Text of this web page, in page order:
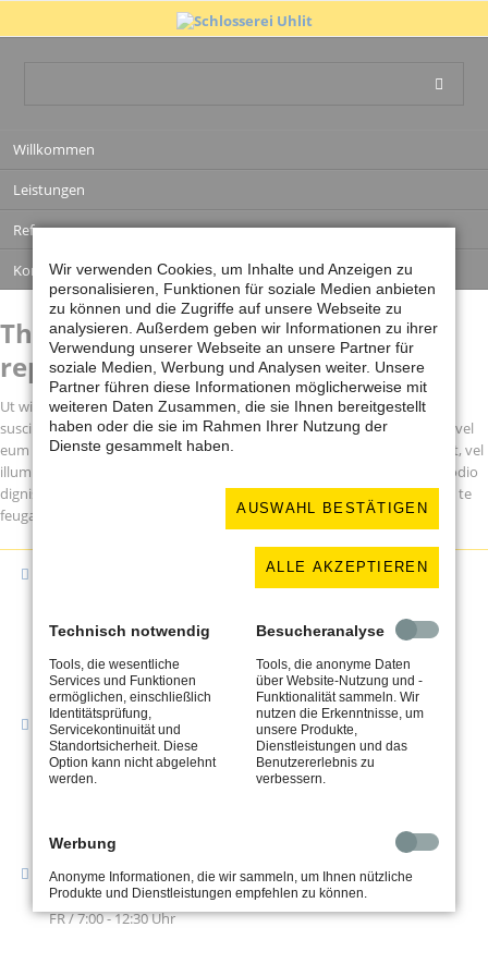
Navigation
überspringen
Willkommen
Leistungen
Referenzen
Kontakt
Thank you for your message. We'll
reply shortly!
Ut wisi enim ad minim veniam, quis nostrud exerci tation ullamcorper
suscipit lobortis nisl ut aliquip ex ea commodo consequat. Duis autem vel
eum iriure dolor in hendrerit in vulputate velit esse molestie consequat, vel
illum dolore eu feugiat nulla facilisis at vero eros et accumsan et iusto odio
dignissim qui blandit praesent luptatum zzril delenit augue duis dolore te
feugait nulla facilisi.
31785 Hameln
Kontakt
Tel. 05151 / 926640
Fax 05151 / 926641
Geschäftszeiten
MO - DO / 7:00 - 15:45 Uhr
FR / 7:00 - 12:30 Uhr
Wir verwenden Cookies, um Inhalte und Anzeigen zu
personalisieren, Funktionen für soziale Medien anbieten
zu können und die Zugriffe auf unsere Webseite zu
analysieren. Außerdem geben wir Informationen zu ihrer
Verwendung unserer Webseite an unsere Partner für
soziale Medien, Werbung und Analysen weiter. Unsere
Partner führen diese Informationen möglicherweise mit
weiteren Daten Zusammen, die sie Ihnen bereitgestellt
haben oder die sie im Rahmen Ihrer Nutzung der
Dienste gesammelt haben.
AUSWAHL BESTÄTIGEN
ALLE AKZEPTIEREN
Technisch notwendig
Tools, die wesentliche
Services und Funktionen
ermöglichen, einschließlich
Identitätsprüfung,
Servicekontinuität und
Standortsicherheit. Diese
Option kann nicht abgelehnt
werden.
Besucheranalyse
Tools, die anonyme Daten
über Website-Nutzung und -
Funktionalität sammeln. Wir
nutzen die Erkenntnisse, um
unsere Produkte,
Dienstleistungen und das
Benutzererlebnis zu
verbessern.
Werbung
Anonyme Informationen, die wir sammeln, um Ihnen nützliche
Produkte und Dienstleistungen empfehlen zu können.